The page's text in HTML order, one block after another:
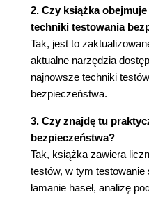
Biały wywiad
Google Hacking
Automatyczne
Recon-NG
Maltego
Rekonesans
Rejestry RIR
Rekonesans pasywny
Skanowanie portów
Skanowanie
Skanowanie
2. Czy książka
techniki testowania
Tak, jest to
aktualne narzędzia
najnowsze techniki
bezpieczeństwa.
3. Czy znajdę tu
bezpieczeństwa?
Tak, książka zawiera
testów, w tym testowanie
łamanie haseł, analizę